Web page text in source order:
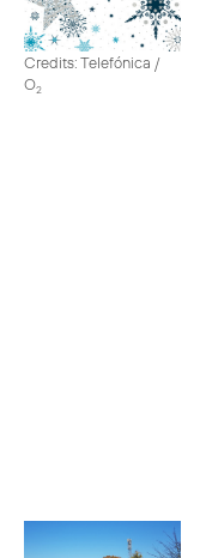
Credits: Telefónica /
O2